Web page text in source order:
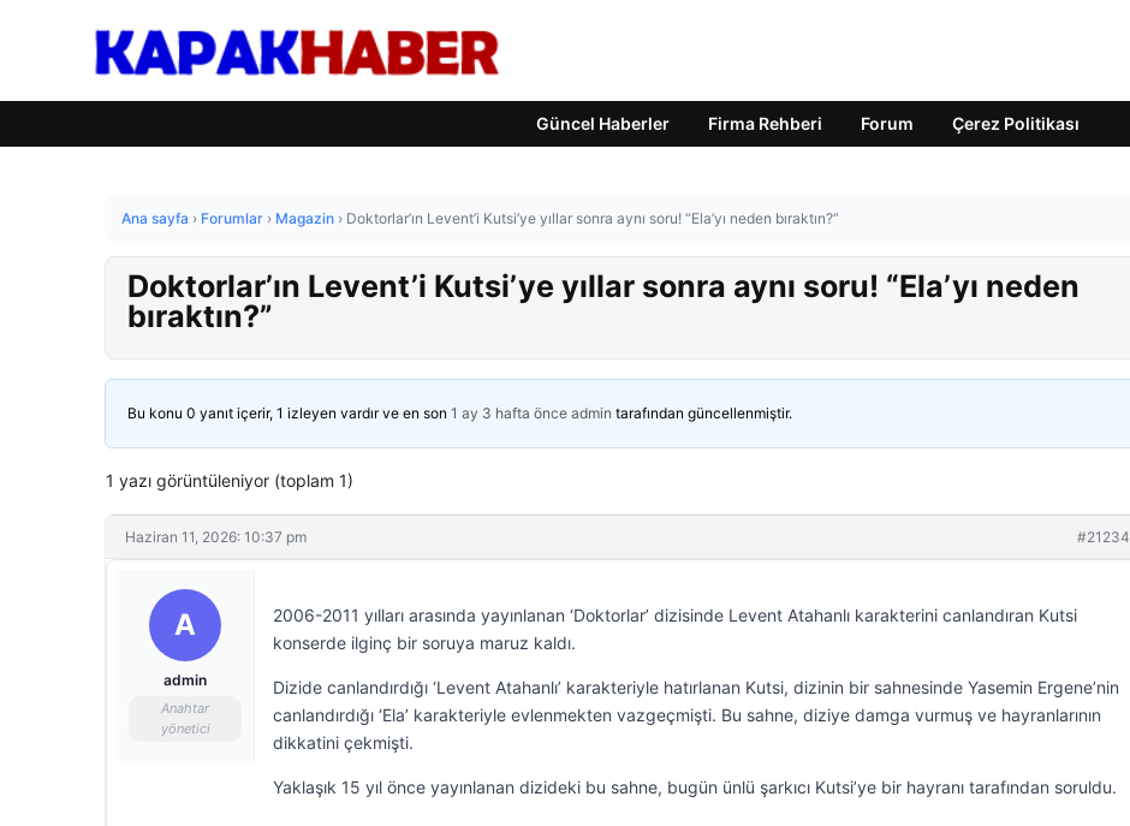
Güncel Haberler Firma Rehberi Forum Çerez Politikası
Ana sayfa › Forumlar › Magazin › Doktorlar’ın Levent’i Kutsi’ye yıllar sonra aynı soru! “Ela’yı neden bıraktın?”
Doktorlar’ın Levent’i Kutsi’ye yıllar sonra aynı soru! “Ela’yı neden
bıraktın?”
Bu konu 0 yanıt içerir, 1 izleyen vardır ve en son 1 ay 3 hafta önce admin tarafından güncellenmiştir.
1 yazı görüntüleniyor (toplam 1)
Haziran 11, 2026: 10:37 pm #21234
A
admin
Anahtar
yönetici
2006-2011 yılları arasında yayınlanan ‘Doktorlar’ dizisinde Levent Atahanlı karakterini canlandıran Kutsi
konserde ilginç bir soruya maruz kaldı.
Dizide canlandırdığı ‘Levent Atahanlı’ karakteriyle hatırlanan Kutsi, dizinin bir sahnesinde Yasemin Ergene’nin
canlandırdığı ‘Ela’ karakteriyle evlenmekten vazgeçmişti. Bu sahne, diziye damga vurmuş ve hayranlarının
dikkatini çekmişti.
Yaklaşık 15 yıl önce yayınlanan dizideki bu sahne, bugün ünlü şarkıcı Kutsi’ye bir hayranı tarafından soruldu.